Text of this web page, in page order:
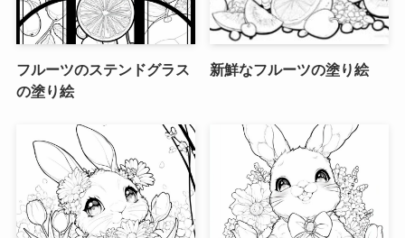
フルーツのステンドグラス
の塗り絵
新鮮なフルーツの塗り絵